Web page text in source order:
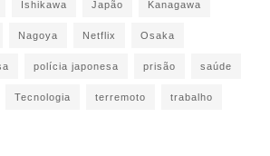
Ishikawa Japão Kanagawa
Nagoya Netflix Osaka
polícia japonesa prisão saúde
Tecnologia terremoto trabalho